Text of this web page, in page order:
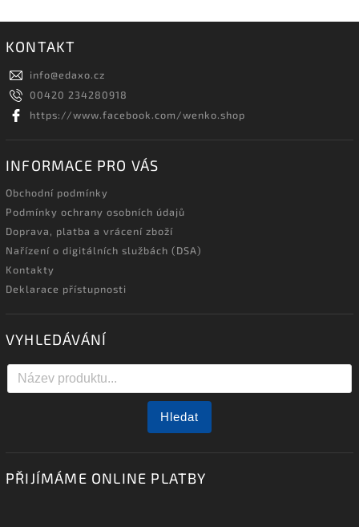
KONTAKT
info@edaxo.cz
00420 234280918
https://www.facebook.com/wenko.shop
INFORMACE PRO VÁS
Obchodní podmínky
Podmínky ochrany osobních údajů
Doprava, platba a vrácení zboží
Nařízení o digitálních službách (DSA)
Kontakty
Deklarace přístupnosti
VYHLEDÁVÁNÍ
Hledat
PŘIJÍMÁME ONLINE PLATBY